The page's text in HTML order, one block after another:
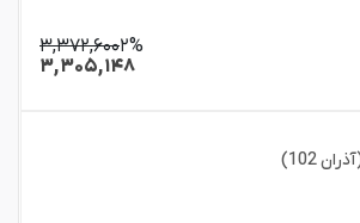
۳,۳۷۲,۶۰۰۲%
۳,۳۰۵,۱۴۸